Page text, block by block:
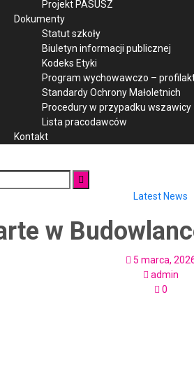
Projekt PASUSZ
Dokumenty
Statut szkoły
Biuletyn informacji publicznej
Kodeks Etyki
Program wychowawczo –
Standardy Ochrony Małoletnich
Procedury w przypadku wszawicy
Lista pracodawców
Kontakt
Latest News
w
5 marca,
admin
0